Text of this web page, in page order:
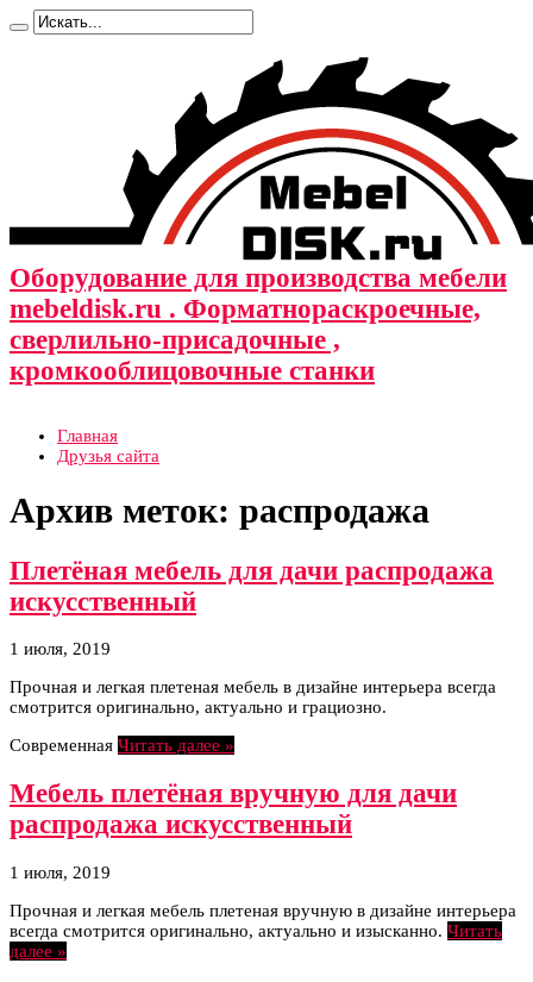
Оборудование для производства мебели
mebeldisk.ru . Форматнораскроечные,
сверлильно-присадочные ,
кромкооблицовочные станки
Главная
Друзья сайта
Архив меток: распродажа
Плетёная мебель для дачи распродажа
искусственный
1 июля, 2019
Прочная и легкая плетеная мебель в дизайне интерьера всегда
смотрится оригинально, актуально и грациозно.
Современная Читать далее »
Мебель плетёная вручную для дачи
распродажа искусственный
1 июля, 2019
Прочная и легкая мебель плетеная вручную в дизайне интерьера
всегда смотрится оригинально, актуально и изысканно. Читать
далее »